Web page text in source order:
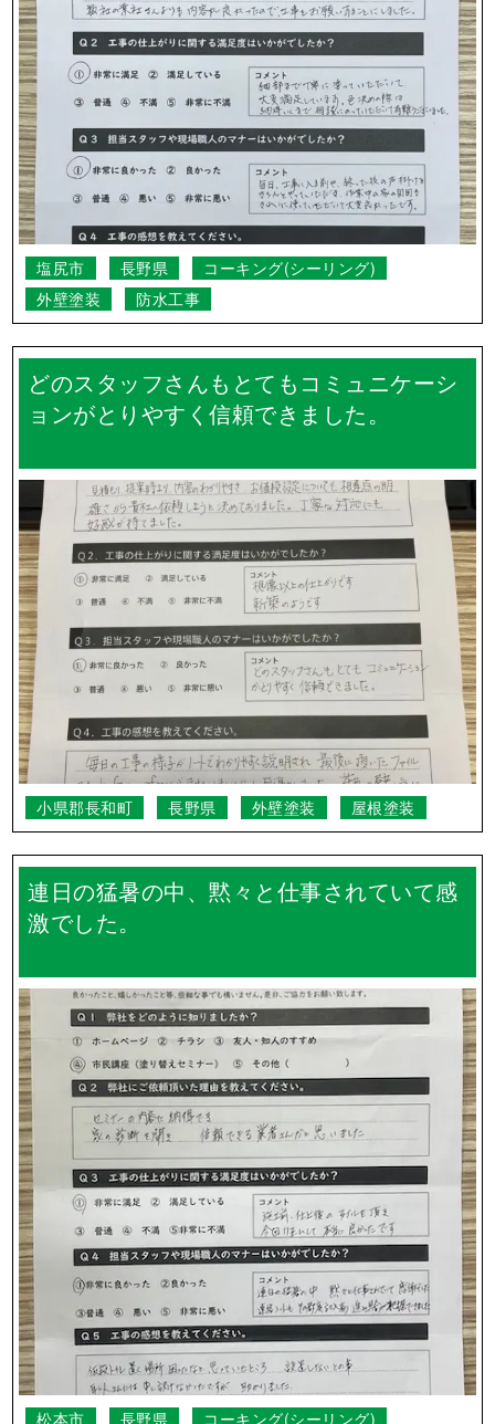
礼儀正しく誠実の対応に満足しています。
東御市 長野県 外壁塗装 屋根塗装
自分達の想像以上に皆さんからの反応も良
く嬉しく思っています。
順調に作業を進めていただき、工期も思っ
たよりも早くて良かったです。